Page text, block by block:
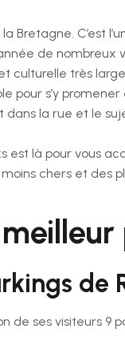
Bretagne. C’est
de nombreux
culturelle très
pour s’y
la rue et le
est là pour vous
chers et des
de
de ses visiteurs 9